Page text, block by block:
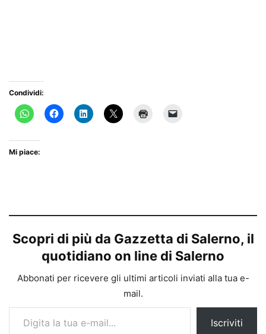
Condividi:
Mi piace:
Scopri di più da Gazzetta di Salerno, il
quotidiano on line di Salerno
Abbonati per ricevere gli ultimi articoli inviati alla tua e-
mail.
Digita la tua e-mail...
Iscriviti